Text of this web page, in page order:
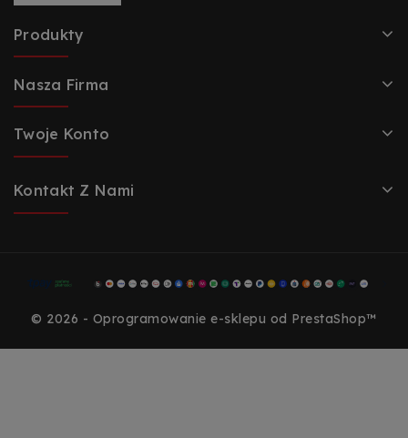
Produkty
Nasza Firma
Twoje Konto
Kontakt Z Nami
© 2026 - Oprogramowanie e-sklepu od PrestaShop™